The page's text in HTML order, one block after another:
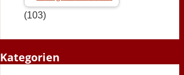
(103)
Kategorien